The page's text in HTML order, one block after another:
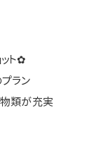
ト✿
ラン
物類が充実